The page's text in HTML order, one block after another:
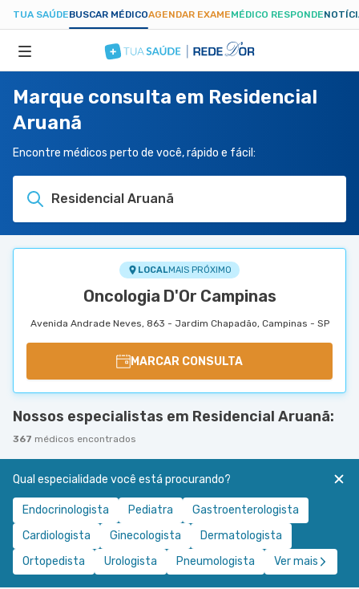
TUA SAÚDEBUSCAR MÉDICOAGENDAR EXAMEMÉDICO RESPONDE
ESPECIALIDADES
HOSPITAIS
TUASAUDE.COM
Marque consulta em Residencial
Aruanã
Encontre médicos perto de você, rápido e fácil:
Residencial Aruanã
LOCALMAIS PRÓXIMO
Oncologia D'Or Campinas
Avenida Andrade Neves, 863 - Jardim Chapadão, Campinas - SP
MARCAR CONSULTA
Nossos especialistas em Residencial Aruanã:
367 médicos encontrados
Qual especialidade você está procurando?
Endocrinologista Pediatra
Gastroenterologista
Cardiologista
Ginecologista
Dermatologista
Ortopedista
Urologista Pneumologista Ver mais